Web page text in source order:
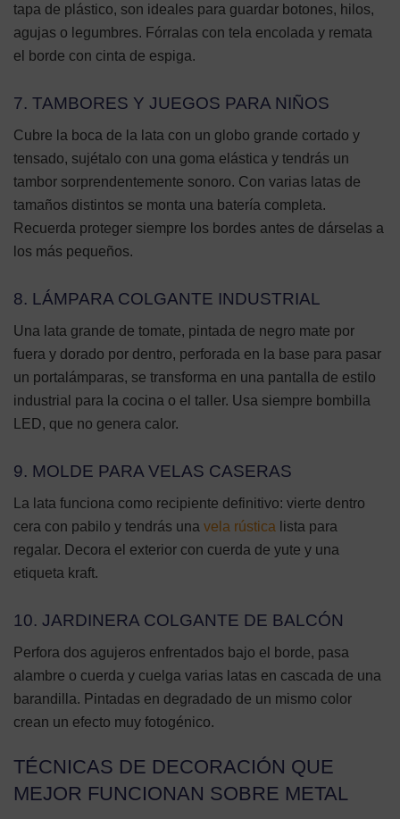
tapa de plástico, son ideales para guardar botones, hilos,
agujas o legumbres. Fórralas con tela encolada y remata
el borde con cinta de espiga.
7. TAMBORES Y JUEGOS PARA NIÑOS
Cubre la boca de la lata con un globo grande cortado y
tensado, sujétalo con una goma elástica y tendrás un
tambor sorprendentemente sonoro. Con varias latas de
tamaños distintos se monta una batería completa.
Recuerda proteger siempre los bordes antes de dárselas a
los más pequeños.
8. LÁMPARA COLGANTE INDUSTRIAL
Una lata grande de tomate, pintada de negro mate por
fuera y dorado por dentro, perforada en la base para pasar
un portalámparas, se transforma en una pantalla de estilo
industrial para la cocina o el taller. Usa siempre bombilla
LED, que no genera calor.
9. MOLDE PARA VELAS CASERAS
La lata funciona como recipiente definitivo: vierte dentro
cera con pabilo y tendrás una vela rústica lista para
regalar. Decora el exterior con cuerda de yute y una
etiqueta kraft.
10. JARDINERA COLGANTE DE BALCÓN
Perfora dos agujeros enfrentados bajo el borde, pasa
alambre o cuerda y cuelga varias latas en cascada de una
barandilla. Pintadas en degradado de un mismo color
crean un efecto muy fotogénico.
TÉCNICAS DE DECORACIÓN QUE
MEJOR FUNCIONAN SOBRE METAL